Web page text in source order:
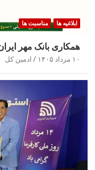
ابلاغیه ها مناسبت ها
همکاری بانک مهر
۱۰ مرداد ۱۴۰۵ ادمین کل